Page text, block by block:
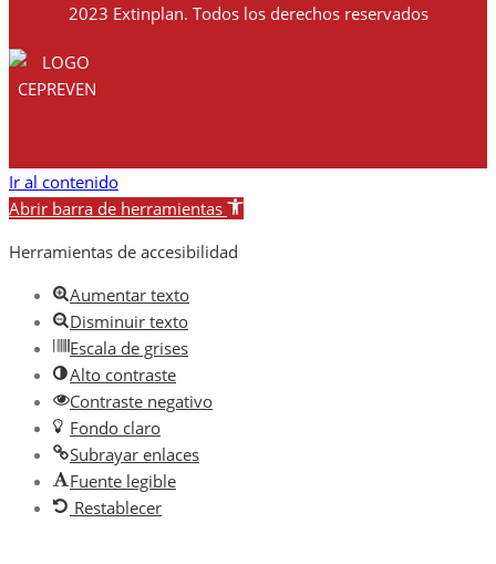
2023 Extinplan. Todos los derechos reservados
Ir al contenido
Abrir barra de herramientas
Herramientas de accesibilidad
Aumentar texto
Disminuir texto
Escala de grises
Alto contraste
Contraste negativo
Fondo claro
Subrayar enlaces
Fuente legible
Restablecer